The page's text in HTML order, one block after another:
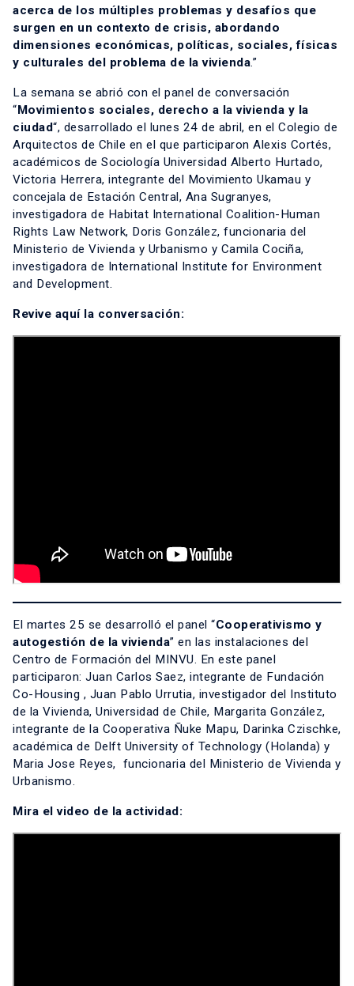
acerca de los múltiples problemas y desafíos que
surgen en un contexto de crisis, abordando
dimensiones económicas, políticas, sociales, físicas
y culturales del problema de la vivienda.”
La semana se abrió con el panel de conversación
“Movimientos sociales, derecho a la vivienda y la
ciudad“, desarrollado el lunes 24 de abril, en el Colegio de
Arquitectos de Chile en el que participaron Alexis Cortés,
académicos de Sociología Universidad Alberto Hurtado,
Victoria Herrera, integrante del Movimiento Ukamau y
concejala de Estación Central, Ana Sugranyes,
investigadora de Habitat International Coalition-Human
Rights Law Network, Doris González, funcionaria del
Ministerio de Vivienda y Urbanismo y Camila Cociña,
investigadora de International Institute for Environment
and Development.
Revive aquí la conversación:
El martes 25 se desarrolló el panel “Cooperativismo y
autogestión de la vivienda” en las instalaciones del
Centro de Formación del MINVU. En este panel
participaron: Juan Carlos Saez, integrante de Fundación
Co-Housing , Juan Pablo Urrutia, investigador del Instituto
de la Vivienda, Universidad de Chile, Margarita González,
integrante de la Cooperativa Ñuke Mapu, Darinka Czischke,
académica de Delft University of Technology (Holanda) y
Maria Jose Reyes, funcionaria del Ministerio de Vivienda y
Urbanismo.
Mira el video de la actividad: